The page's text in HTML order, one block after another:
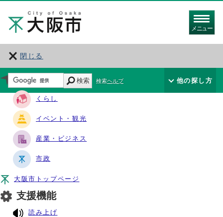
メニュー
閉じる
サイト・ナビ
くらし
イベント・観光
産業・ビジネス
市政
大阪市トップページ
支援機能
読み上げ
検索 検索ヘルプ 他の探し方